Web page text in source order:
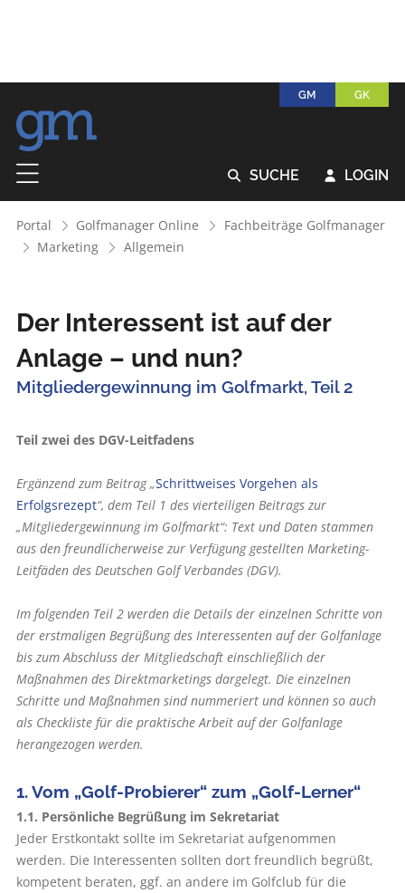
GM GK
 SUCHE  LOGIN
Portal Golfmanager Online
Fachbeiträge Golfmanager
Marketing
Allgemein
Der Interessent ist auf der
Anlage – und nun?
Mitgliedergewinnung im Golfmarkt, Teil 2
Teil zwei des DGV-Leitfadens
Ergänzend zum Beitrag „Schrittweises Vorgehen als
Erfolgsrezept“, dem Teil 1 des vierteiligen Beitrags zur
„Mitgliedergewinnung im Golfmarkt“: Text und Daten stammen
aus den freundlicherweise zur Verfügung gestellten Marketing-
Leitfäden des Deutschen Golf Verbandes (DGV).
Im folgenden Teil 2 werden die Details der einzelnen Schritte von
der erstmaligen Begrüßung des Interessenten auf der Golfanlage
bis zum Abschluss der Mitgliedschaft einschließlich der
Maßnahmen des Direktmarketings dargelegt. Die einzelnen
Schritte und Maßnahmen sind nummeriert und können so auch
als Checkliste für die praktische Arbeit auf der Golfanlage
herangezogen werden.
1. Vom „Golf-Probierer“ zum „Golf-Lerner“
1.1. Persönliche Begrüßung im Sekretariat
Jeder Erstkontakt sollte im Sekretariat aufgenommen
werden. Die Interessenten sollten dort freundlich begrüßt,
kompetent beraten, ggf. an andere im Golfclub für die